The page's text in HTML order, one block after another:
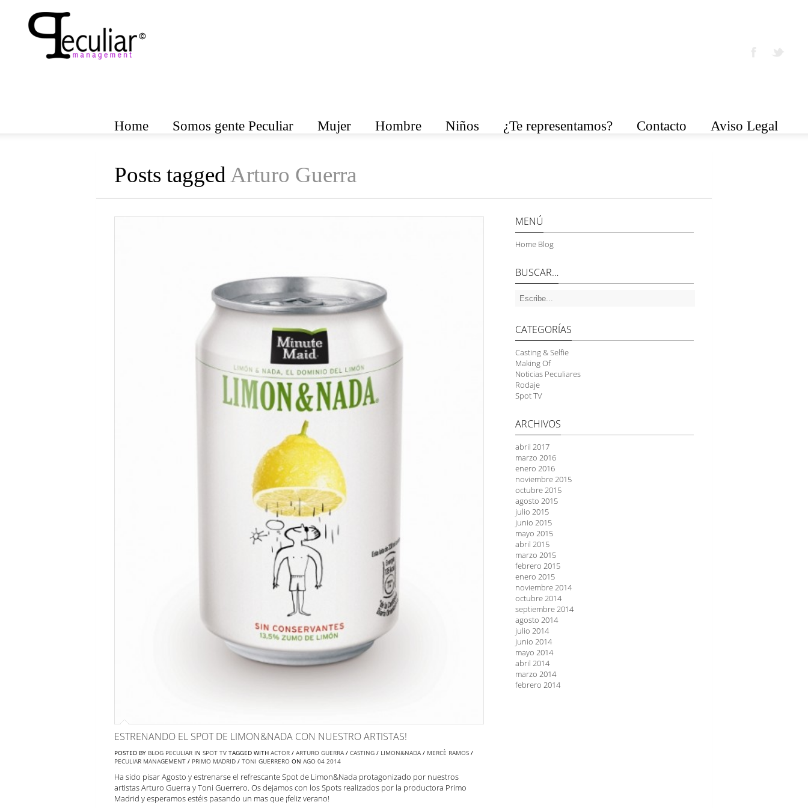
Home Somos gente Peculiar Mujer Hombre Niños ¿Te representamos? Contacto Aviso Legal
Posts tagged Arturo Guerra
ESTRENANDO EL SPOT DE LIMON&NADA CON NUESTRO ARTISTAS!
POSTED BY BLOG PECULIAR IN SPOT TV TAGGED WITH ACTOR / ARTURO GUERRA/ CASTING / LIMON&NADA/ MERCÈ RAMOS /
PECULIAR MANAGEMENT / PRIMO MADRID / TONI GUERRERO ON AGO 04 2014
Ha sido pisar Agosto y estrenarse el refrescante Spot de Limon&Nada protagonizado por nuestros
artistas Arturo Guerra y Toni Guerrero. Os dejamos con los Spots realizados por la productora Primo
Madrid y esperamos estéis pasando un mas que ¡feliz verano!
MENÚ
Home Blog
BUSCAR…
CATEGORÍAS
Casting & Selfie
Making Of
Noticias Peculiares
Rodaje
Spot TV
ARCHIVOS
abril 2017
marzo 2016
enero 2016
noviembre 2015
octubre 2015
agosto 2015
julio 2015
junio 2015
mayo 2015
abril 2015
marzo 2015
febrero 2015
enero 2015
noviembre 2014
octubre 2014
septiembre 2014
agosto 2014
julio 2014
junio 2014
mayo 2014
abril 2014
marzo 2014
febrero 2014